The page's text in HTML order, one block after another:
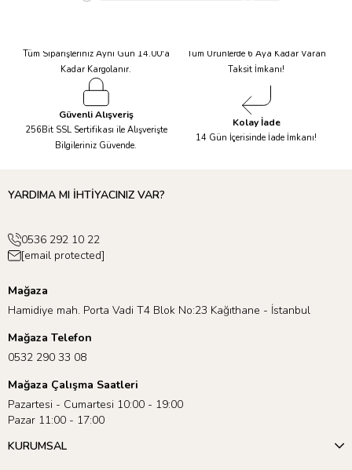
Tüm Siparişleriniz Aynı Gün 14.00'a
Kadar Kargolanır.
Tüm Ürünlerde 6 Aya Kadar Varan
Taksit İmkanı!
Güvenli Alışveriş
256Bit SSL Sertifikası ile Alışverişte
Bilgileriniz Güvende.
Kolay İade
14 Gün İçerisinde İade İmkanı!
YARDIMA MI İHTİYACINIZ VAR?
0536 292 10 22
[email protected]
Mağaza
Hamidiye mah. Porta Vadi T4 Blok No:23 Kağıthane - İstanbul
Mağaza Telefon
0532 290 33 08
Mağaza Çalışma Saatleri
Pazartesi - Cumartesi 10:00 - 19:00
Pazar 11:00 - 17:00
KURUMSAL